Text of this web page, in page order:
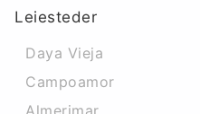
Leiesteder
Daya Vieja
Campoamor
Almerimar